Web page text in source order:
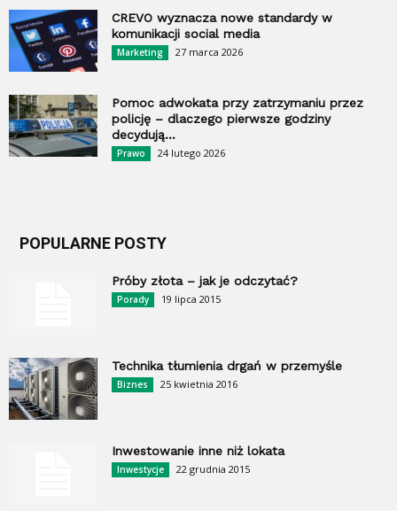
CREVO wyznacza nowe standardy w
komunikacji social media
Marketing 27 marca 2026
Pomoc adwokata przy zatrzymaniu przez
policję – dlaczego pierwsze godziny
decydują...
Prawo 24 lutego 2026
POPULARNE POSTY
Próby złota – jak je odczytać?
Porady 19 lipca 2015
Technika tłumienia drgań w przemyśle
Biznes 25 kwietnia 2016
Inwestowanie inne niż lokata
Inwestycje 22 grudnia 2015